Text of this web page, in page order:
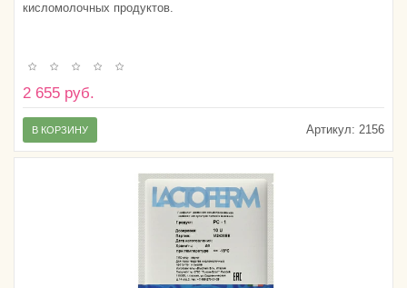
кисломолочных продуктов.
2 655 руб.
Артикул: 2156
В КОРЗИНУ